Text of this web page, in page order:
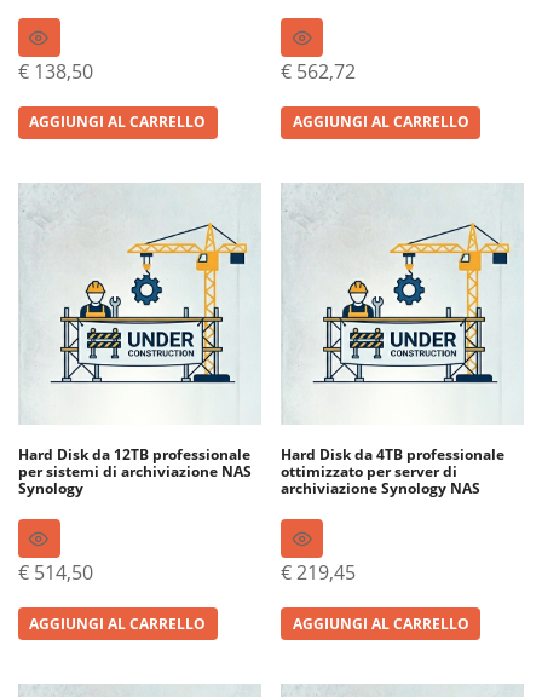
€ 138,50
AGGIUNGI AL CARRELLO
€ 562,72
AGGIUNGI AL CARRELLO
Hard Disk da 12TB professionale
per sistemi di archiviazione NAS
Synology
€ 514,50
AGGIUNGI AL CARRELLO
Hard Disk da 4TB professionale
ottimizzato per server di
archiviazione Synology NAS
€219,45
AGGIUNGI AL CARRELLO